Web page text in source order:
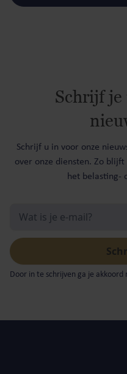
Schrijf je
Schrijf u in voor onze
over onze diensten. Zo
het belasting-
Door in te schrijven ga je akkoord